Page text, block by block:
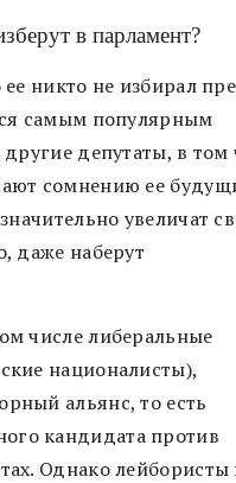
в парламент?
никто не избирал
самым популярным
депутаты, в том
сомнению ее
увеличат
даже наберут
числе либеральные
националисты),
альянс, то есть
кандидата против
Однако лейбористы